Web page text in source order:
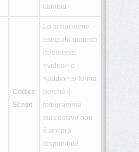
cambia
Codice
Script
Lo script viene
eseguito quando
l'elemento
<video> o
<audio> si ferma
perché il
fotogramma
successivo non
è ancora
disponibile